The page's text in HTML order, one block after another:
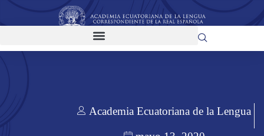
Academia Ecuatoriana de la Lengua